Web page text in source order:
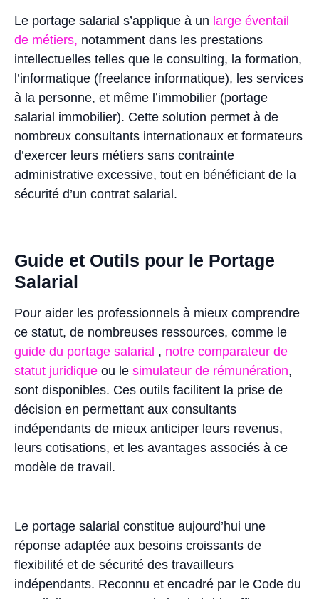
Le portage salarial s’applique à un large éventail
de métiers, notamment dans les prestations
intellectuelles telles que le consulting, la formation,
l’informatique (freelance informatique), les services
à la personne, et même l’immobilier (portage
salarial immobilier). Cette solution permet à de
nombreux consultants internationaux et formateurs
d’exercer leurs métiers sans contrainte
administrative excessive, tout en bénéficiant de la
sécurité d’un contrat salarial.
Guide et Outils pour le Portage
Salarial
Pour aider les professionnels à mieux comprendre
ce statut, de nombreuses ressources, comme le
guide du portage salarial , notre comparateur de
statut juridique ou le simulateur de rémunération,
sont disponibles. Ces outils facilitent la prise de
décision en permettant aux consultants
indépendants de mieux anticiper leurs revenus,
leurs cotisations, et les avantages associés à ce
modèle de travail.
Le portage salarial constitue aujourd’hui une
réponse adaptée aux besoins croissants de
flexibilité et de sécurité des travailleurs
indépendants. Reconnu et encadré par le Code du